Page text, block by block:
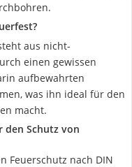
aus nicht-
einen gewissen
aufbewahrten
was ihn ideal für den
macht.
den Schutz von
Feuerschutz nach DIN